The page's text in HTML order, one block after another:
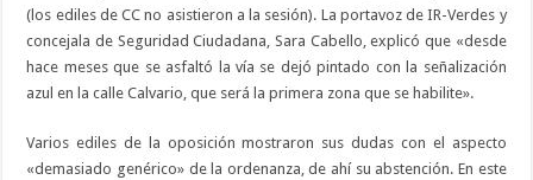
(los ediles de CC no asistieron a la sesión). La portavoz de IR-Verdes y
concejala de Seguridad Ciudadana, Sara Cabello, explicó que «desde
hace meses que se asfaltó la vía se dejó pintado con la señalización
azul en la calle Calvario, que será la primera zona que se habilite».
Varios ediles de la oposición mostraron sus dudas con el aspecto
«demasiado genérico» de la ordenanza, de ahí su abstención. En este